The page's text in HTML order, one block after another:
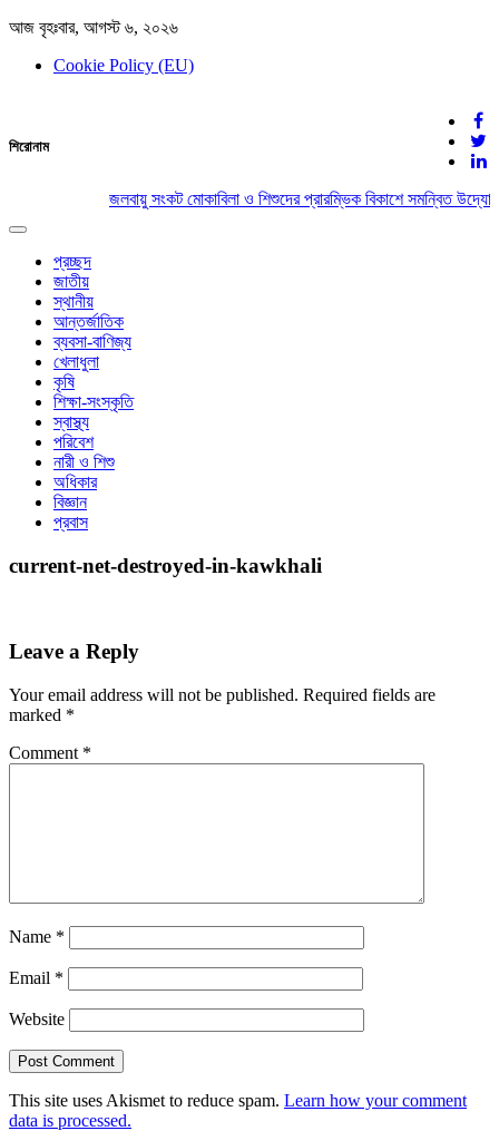
আজ বৃহঃবার, আগস্ট ৬, ২০২৬
Cookie Policy (EU)
দেশের খবর
যুক্ত থাকুন দেশের সঙ্গে
শিরোনাম
জলবায়ু সংকট মোকাবিলা ও শিশুদের প্রারম্ভিক বিকাশে সমন্বিত
Toggle
navigation
প্রচ্ছদ
জাতীয়
স্থানীয়
আন্তর্জাতিক
ব্যবসা-বাণিজ্য
খেলাধুলা
কৃষি
শিক্ষা-সংস্কৃতি
স্বাস্থ্য
পরিবেশ
নারী ও শিশু
অধিকার
বিজ্ঞান
প্রবাস
current-net-destroyed-in-kawkhali
Leave a Reply
Your email address will not be published. Required fields are
marked *
Comment *
Name *
Email *
Website
This site uses Akismet to reduce spam. Learn how your comment
data is processed.